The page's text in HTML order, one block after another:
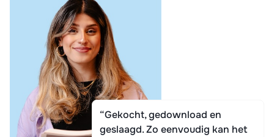
“Gekocht, gedownload en
geslaagd. Zo eenvoudig kan het